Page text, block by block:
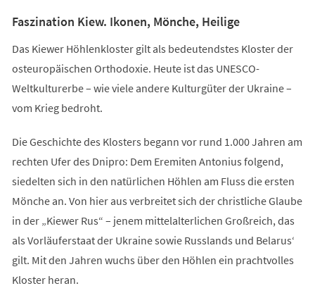
Faszination Kiew. Ikonen, Mönche, Heilige
Das Kiewer Höhlenkloster gilt als bedeutendstes Kloster der
osteuropäischen Orthodoxie. Heute ist das UNESCO-
Weltkulturerbe – wie viele andere Kulturgüter der Ukraine –
vom Krieg bedroht.
Die Geschichte des Klosters begann vor rund 1.000 Jahren am
rechten Ufer des Dnipro: Dem Eremiten Antonius folgend,
siedelten sich in den natürlichen Höhlen am Fluss die ersten
Mönche an. Von hier aus verbreitet sich der christliche Glaube
in der „Kiewer Rus“ – jenem mittelalterlichen Großreich, das
als Vorläuferstaat der Ukraine sowie Russlands und Belarus‘
gilt. Mit den Jahren wuchs über den Höhlen ein prachtvolles
Kloster heran.